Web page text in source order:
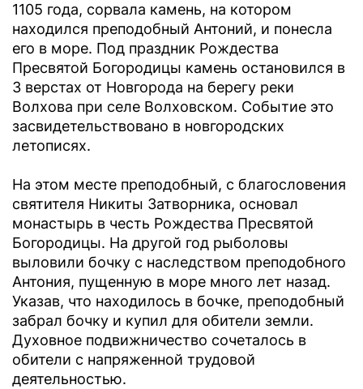
1105 года, сорвала камень, на котором
находился преподобный Антоний, и понесла
его в море. Под праздник Рождества
Пресвятой Богородицы камень остановился в
3 верстах от Новгорода на берегу реки
Волхова при селе Волховском. Событие это
засвидетельствовано в новгородских
летописях.
На этом месте преподобный, с благословения
святителя Никиты Затворника, основал
монастырь в честь Рождества Пресвятой
Богородицы. На другой год рыболовы
выловили бочку с наследством преподобного
Антония, пущенную в море много лет назад.
Указав, что находилось в бочке, преподобный
забрал бочку и купил для обители земли.
Духовное подвижничество сочеталось в
обители с напряженной трудовой
деятельностью.